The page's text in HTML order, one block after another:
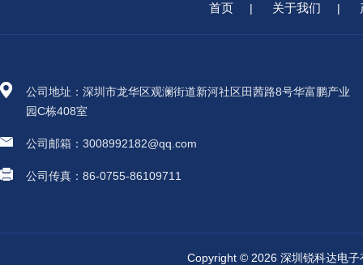
首页 | 关于我们 |
公司地址：深圳市龙华区观澜街道新河社区田茜路8号华富鹏产业
园C栋408室
公司邮箱：3008992182@qq.com
公司传真：86-0755-86109711
Copyright © 2026 深圳锐科达电